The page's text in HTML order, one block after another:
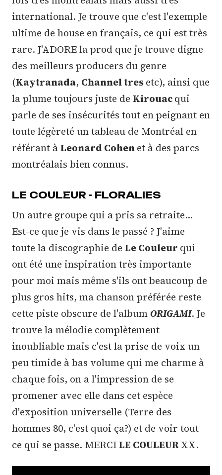
international. Je trouve que c'est l'exemple
ultime de house en français, ce qui est très
rare. J'ADORE la prod que je trouve digne
des meilleurs producers du genre
(Kaytranada, Channel tresetc), ainsi que
la plume toujours juste de Kirouacqui
parle de ses insécurités tout en peignant en
toute légèreté un tableau de Montréal en
référant àLeonard Cohenet à des parcs
montréalais bien connus.
LE COULEUR - FLORALIES
Un autre groupe qui a pris sa retraite…
Est-ce que je vis dans le passé ? J'aime
toute la discographie de Le Couleur qui
ont été une inspiration très importante
pour moi mais même s'ils ont beaucoup de
plus gros hits, ma chanson préférée reste
cette piste obscure de l'albumORIGAMI. Je
trouve la mélodie complètement
inoubliable mais c'est la prise de voix un
peu timide à bas volume qui me charme à
chaque fois, on a l'impression de se
promener avec elle dans cet espèce
d'exposition universelle (Terre des
hommes 80, c'est quoi ça?) et de voir tout
ce qui se passe. MERCILE COULEURXX.